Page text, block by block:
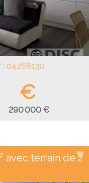
: 04268130
€
290 000 €
avec terrain de 2